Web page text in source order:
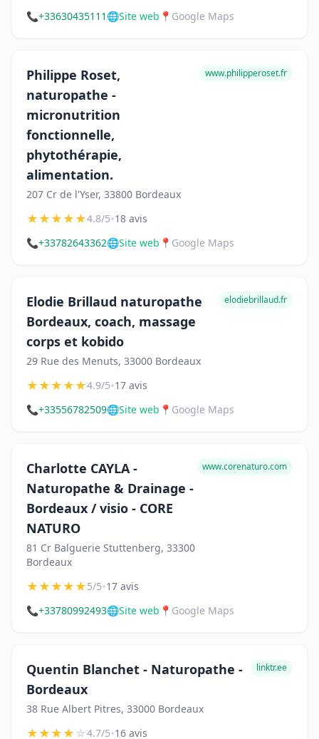
📞+33630435111 🌐Site web 📍 Google Maps
Philippe Roset,
naturopathe -
micronutrition
fonctionnelle,
phytothérapie,
alimentation.
207 Cr de l'Yser, 33800 Bordeaux
www.philipperoset.fr
★★★★★4.8/5•18 avis
📞+33782643362🌐Site web 📍 Google Maps
Elodie Brillaud naturopathe
Bordeaux, coach, massage
corps et kobido
29 Rue des Menuts, 33000 Bordeaux
elodiebrillaud.fr
★★★★★4.9/5•17 avis
📞+33556782509🌐Site web 📍 Google Maps
Charlotte CAYLA -
Naturopathe & Drainage -
Bordeaux / visio - CORE
NATURO
81 Cr Balguerie Stuttenberg, 33300
Bordeaux
www.corenaturo.com
★★★★★5/5•17 avis
📞+33780992493🌐Site web 📍 Google Maps
Quentin Blanchet - Naturopathe -
Bordeaux
38 Rue Albert Pitres, 33000 Bordeaux
linktr.ee
★★★★☆4.7/5•16 avis